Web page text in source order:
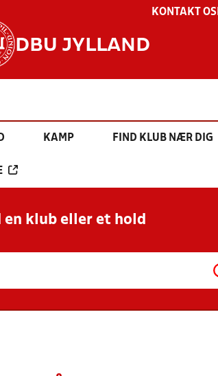
KONTAKT OS
DBU JYLLAND
KAMP FIND KLUB NÆR DIG
en klub eller et hold